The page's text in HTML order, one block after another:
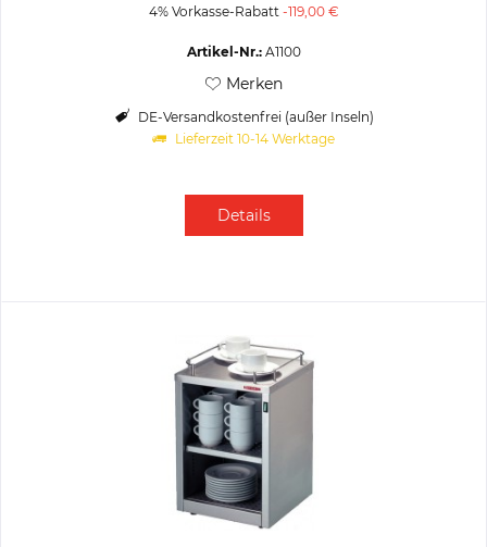
4% Vorkasse-Rabatt -119,00 €
Artikel-Nr.:A1100
Merken
DE-Versandkostenfrei (außer Inseln)
Lieferzeit 10-14 Werktage
Details